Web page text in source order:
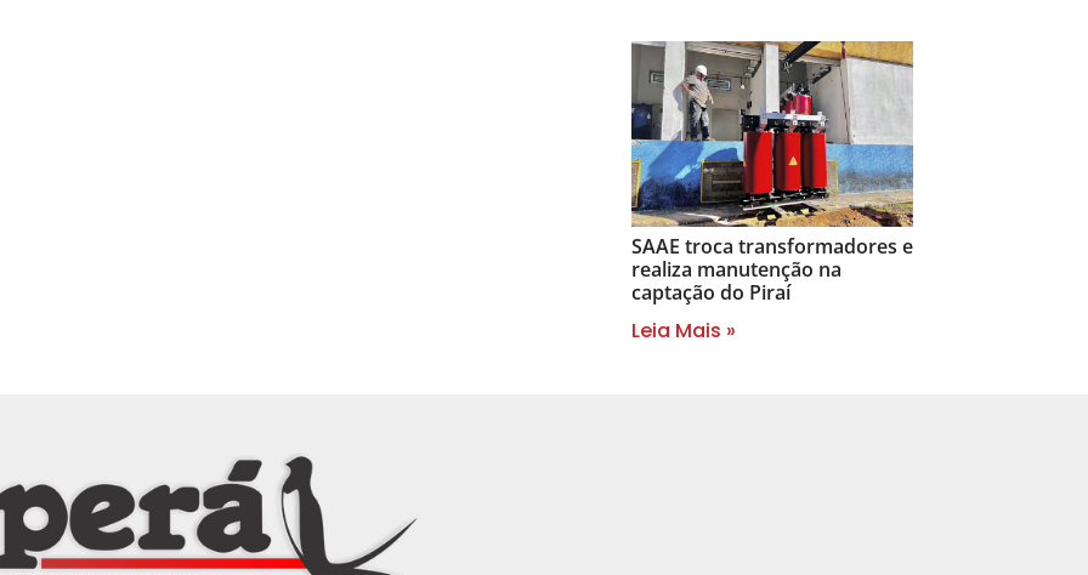
SAAE troca transformadores e
realiza manutenção na
captação do Piraí
Leia Mais »